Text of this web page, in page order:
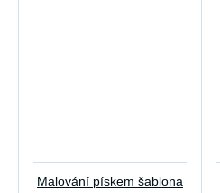
Malování pískem šablona